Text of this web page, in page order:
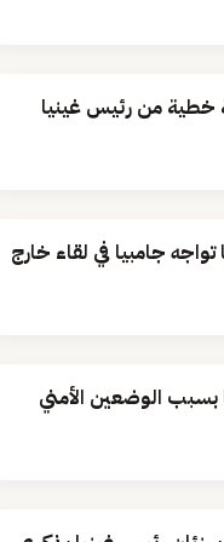
خطية من رئيس غينيا
تواجه جامبيا في لقاء خارج
بسبب الوضعين الأمني